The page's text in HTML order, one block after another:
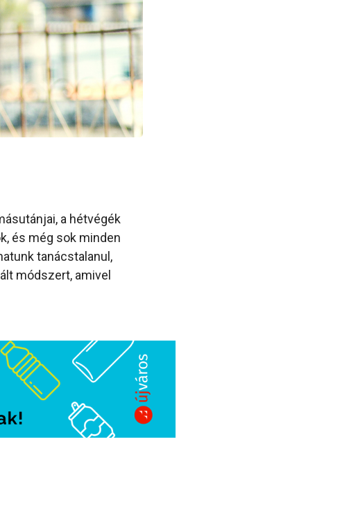
a hétvégék
és még sok minden
tanácstalanul,
módszert, amivel